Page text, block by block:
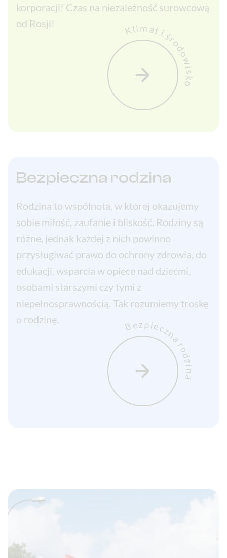
korporacji! Czas na niezależność surowcową
od Rosji!
Klimat i środowisko
Bezpieczna rodzina
Rodzina to wspólnota, w której okazujemy
sobie miłość, zaufanie i bliskość. Rodziny są
różne, jednak każdej z nich powinno
przysługiwać prawo do ochrony zdrowia, do
edukacji, wsparcia w opiece nad dziećmi,
osobami starszymi czy tymi z
niepełnosprawnością. Tak rozumiemy troskę
o rodzinę.
Bezpieczna rodzina